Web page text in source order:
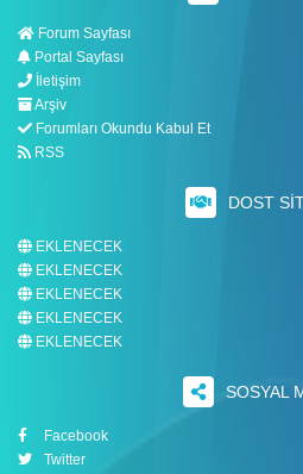
Forum Sayfası
Portal Sayfası
İletişim
Arşiv
Forumları Okundu Kabul Et
RSS
DOST
EKLENECEK
EKLENECEK
EKLENECEK
EKLENECEK
EKLENECEK
SOSYAL
Facebook
Twitter